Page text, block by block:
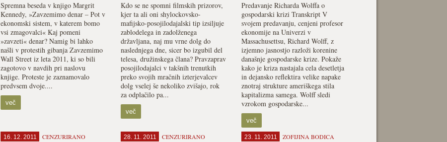
Spremna beseda v knjigo Margrit
Kennedy, »Zavzemimo denar – Pot v
ekonomski sistem, v katerem bomo
vsi zmagovalci« Kaj pomeni
»zavzeti« denar? Namig bi lahko
našli v protestih gibanja Zavzemimo
Wall Street iz leta 2011, ki so bili
zagotovo v navdih pri naslovu
knjige. Proteste je zaznamovalo
predvsem dvoje....
več
Kdo se ne spomni filmskih prizorov,
kjer ta ali oni shylockovsko-
mafijsko-posojilodajalski tip izsiljuje
zablodelega in zadolženega
državljana, naj mu vrne dolg do
naslednjega dne, sicer bo izgubil del
telesa, družinskega člana? Pravzaprav
posojilodajalci v takšnih trenutkih
preko svojih mračnih izterjevalcev
dolg vselej še nekoliko zvišajo, rok
za odplačilo pa...
več
Predavanje Richarda Wolffa o
gospodarski krizi Transkript V
svojem predavanju, cenjeni profesor
ekonomije na Univerzi v
Massachusettsu, Richard Wolff, z
izjemno jasnostjo razloži korenine
današnje gospodarske krize. Pokaže
kako je kriza nastajala cela desetletja
in dejansko reflektira velike napake
znotraj strukture ameriškega stila
kapitalizma samega. Wolff sledi
vzrokom gospodarske...
več
16. 12. 2011 CENZURIRANO 28. 11. 2011 CENZURIRANO 23. 11. 2011 ZOFIJINA BODICA